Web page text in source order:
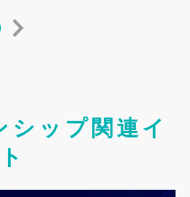
シップ関連イ